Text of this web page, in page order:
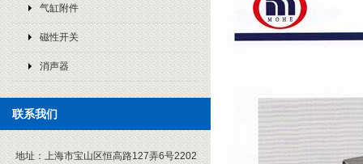
气缸附件
磁性开关
消声器
联系我们
地址： 上海市宝山区恒高路127弄6号2202